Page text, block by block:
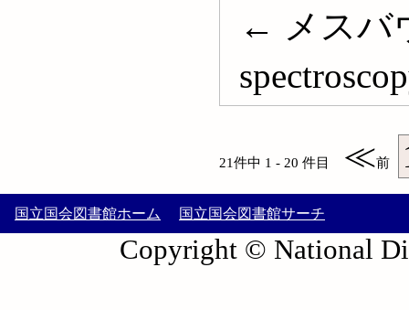
← メスバ
21件中 1 - 20 件目 ≪前
国立国会図書館ホーム 国立国会図書館サーチ
Copyright © National